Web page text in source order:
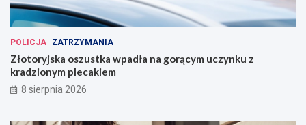
POLICJA ZATRZYMANIA
Złotoryjska oszustka wpadła na gorącym uczynku z
kradzionym plecakiem
8 sierpnia 2026